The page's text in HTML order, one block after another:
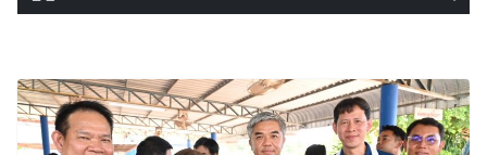
แห้งสัตว์เลี้ยง ชูนวัตกรรมพลังธรรมชาติ “Zero-Residue”